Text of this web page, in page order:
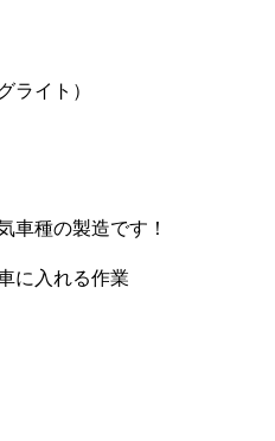
ライト）
車種の製造です！
に入れる作業